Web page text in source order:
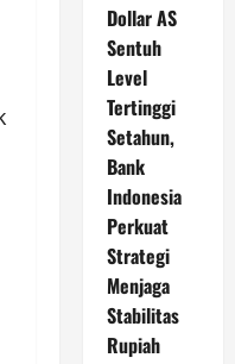
Dollar AS
Sentuh
Level
Tertinggi
Setahun,
Bank
Indonesia
Perkuat
Strategi
Menjaga
Stabilitas
Rupiah